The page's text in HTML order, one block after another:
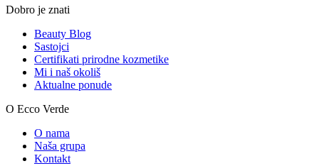
Dobro je znati
Beauty Blog
Sastojci
Certifikati prirodne kozmetike
Mi i naš okoliš
Aktualne ponude
O Ecco Verde
O nama
Naša grupa
Kontakt